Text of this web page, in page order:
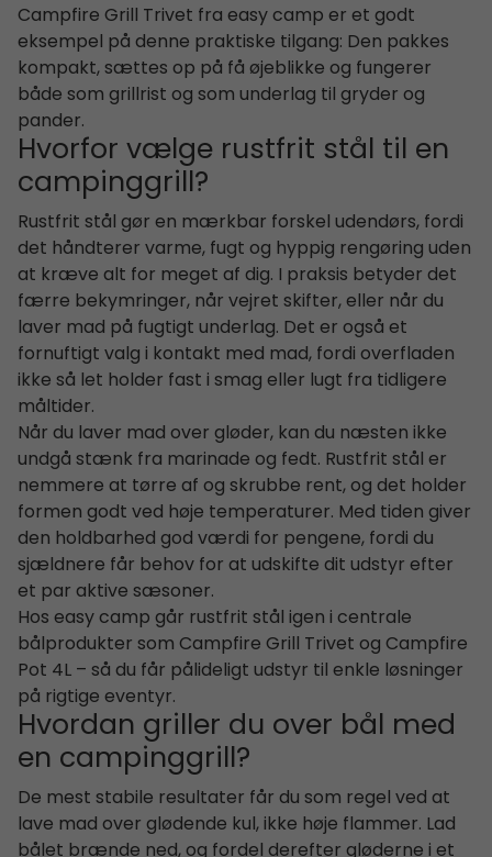
Campfire Grill Trivet fra easy camp er et godt
eksempel på denne praktiske tilgang: Den pakkes
kompakt, sættes op på få øjeblikke og fungerer
både som grillrist og som underlag til gryder og
pander.
Hvorfor vælge rustfrit stål til en
campinggrill?
Rustfrit stål gør en mærkbar forskel udendørs, fordi
det håndterer varme, fugt og hyppig rengøring uden
at kræve alt for meget af dig. I praksis betyder det
færre bekymringer, når vejret skifter, eller når du
laver mad på fugtigt underlag. Det er også et
fornuftigt valg i kontakt med mad, fordi overfladen
ikke så let holder fast i smag eller lugt fra tidligere
måltider.
Når du laver mad over gløder, kan du næsten ikke
undgå stænk fra marinade og fedt. Rustfrit stål er
nemmere at tørre af og skrubbe rent, og det holder
formen godt ved høje temperaturer. Med tiden giver
den holdbarhed god værdi for pengene, fordi du
sjældnere får behov for at udskifte dit udstyr efter
et par aktive sæsoner.
Hos easy camp går rustfrit stål igen i centrale
bålprodukter som Campfire Grill Trivet og Campfire
Pot 4L – så du får pålideligt udstyr til enkle løsninger
på rigtige eventyr.
Hvordan griller du over bål med
en campinggrill?
De mest stabile resultater får du som regel ved at
lave mad over glødende kul, ikke høje flammer. Lad
bålet brænde ned, og fordel derefter gløderne i et